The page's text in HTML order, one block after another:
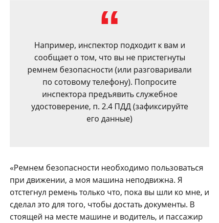
Например, инспектор подходит к вам и
сообщает о том, что вы не пристегнуты
ремнем безопасности (или разговаривали
по сотовому телефону). Попросите
инспектора предъявить служебное
удостоверение, п. 2.4 ПДД (зафиксируйте
его данные)
«Ремнем безопасности необходимо пользоваться
при движении, а моя машина неподвижна. Я
отстегнул ремень только что, пока вы шли ко мне, и
сделал это для того, чтобы достать документы. В
стоящей на месте машине и водитель, и пассажир